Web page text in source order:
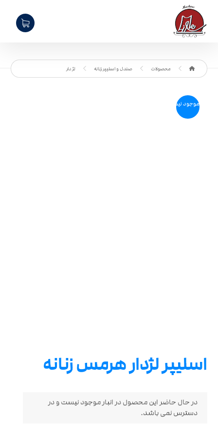
محصولات صندل و اسلیپر زنانه لژ دار
موجود نیست
اسلیپر لژدار هرمس زنانه
در حال حاضر این محصول در انبار موجود نیست و در
دسترس نمی باشد.